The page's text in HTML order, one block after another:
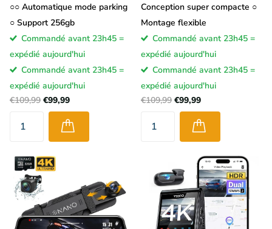
○○ Automatique mode parking
○ Support 256gb
Commandé avant 23h45 =
expédié aujourd'hui
Commandé avant 23h45 =
expédié aujourd'hui
€109,99 €99,99
Conception super compacte ○
Montage flexible
Commandé avant 23h45 =
expédié aujourd'hui
Commandé avant 23h45 =
expédié aujourd'hui
€109,99 €99,99